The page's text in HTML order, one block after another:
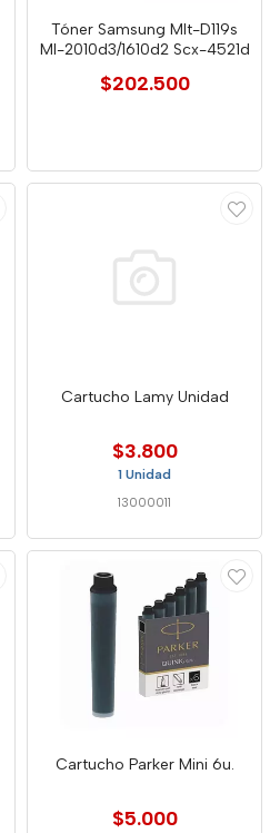
Tóner Samsung Mlt-D119s
Ml-2010d3/1610d2 Scx-4521d
$202.500
Cartucho Lamy Unidad
$3.800
1 Unidad
13000011
Cartucho Parker Mini 6u.
$5.000